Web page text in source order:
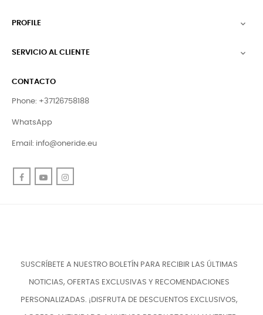
PROFILE 
SERVICIO AL CLIENTE 
CONTACTO
Phone: +37126758188
WhatsApp
Email: info@oneride.eu
FacebookYouTube
SUSCRÍBETE A NUESTRO BOLETÍN PARA RECIBIR LAS ÚLTIMAS
NOTICIAS, OFERTAS EXCLUSIVAS Y RECOMENDACIONES
PERSONALIZADAS. ¡DISFRUTA DE DESCUENTOS EXCLUSIVOS,